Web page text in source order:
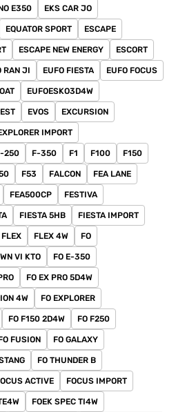
E350 EKS CAR JO
EQUATOR SPORT ESCAPE
ESCAPE NEW ENERGY ESCORT
RAN JI EUFO FIESTA EUFO FOCUS
EUFOESKO3D4W
EVOS EXCURSION
IMPORT
250 F-350 F1 F100 F150
F53 FALCON FEA LANE
FEA500CP FESTIVA
FIESTA 5HB FIESTA IMPORT
FLEX FLEX 4W FO
VI KTO FO E-350
FO EX PRO 5D4W
4W FO EXPLORER
FO F150 2D4W FO F250
FUSION FO GALAXY
FO THUNDER B
ACTIVE FOCUS IMPORT
FOEK SPEC TI4W